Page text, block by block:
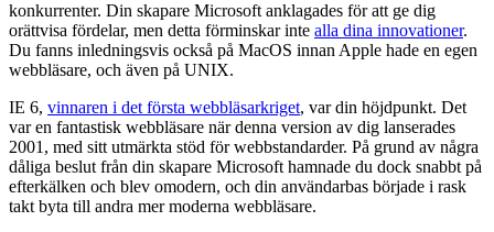
konkurrenter. Din skapare Microsoft anklagades för att ge dig
orättvisa fördelar, men detta förminskar inte alla dina innovationer.
Du fanns inledningsvis också på MacOS innan Apple hade en egen
webbläsare, och även på UNIX.
IE 6, vinnaren i det första webbläsarkriget, var din höjdpunkt. Det
var en fantastisk webbläsare när denna version av dig lanserades
2001, med sitt utmärkta stöd för webbstandarder. På grund av några
dåliga beslut från din skapare Microsoft hamnade du dock snabbt på
efterkälken och blev omodern, och din användarbas började i rask
takt byta till andra mer moderna webbläsare.